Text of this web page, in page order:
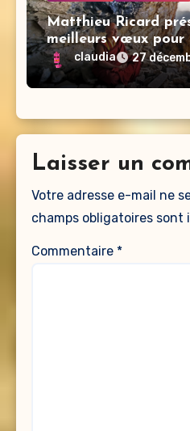
Matthieu Ricard
meilleurs vœux pour
claudia 27
Laisser un
Votre adresse e-mail ne
champs obligatoires sont
Commentaire *